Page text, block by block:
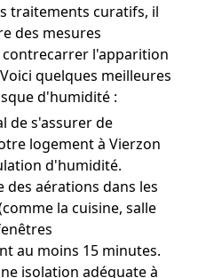
traitements curatifs, il
des mesures
l'apparition
quelques meilleures
d'humidité :
de s'assurer de
logement à Vierzon
d'humidité.
des aérations dans les
la cuisine, salle
au moins 15 minutes.
isolation adéquate à